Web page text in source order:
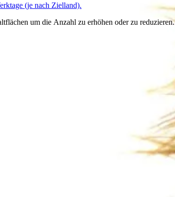
(je nach Zielland).
um die Anzahl zu erhöhen oder zu reduzieren.